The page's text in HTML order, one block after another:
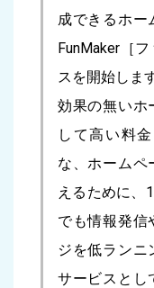
成できるホー
FunMaker［
スを開始します
効果の無いホ
して高い料
な、ホームペ
えるために、
でも情報発信
ジを低ランニ
サービスとし